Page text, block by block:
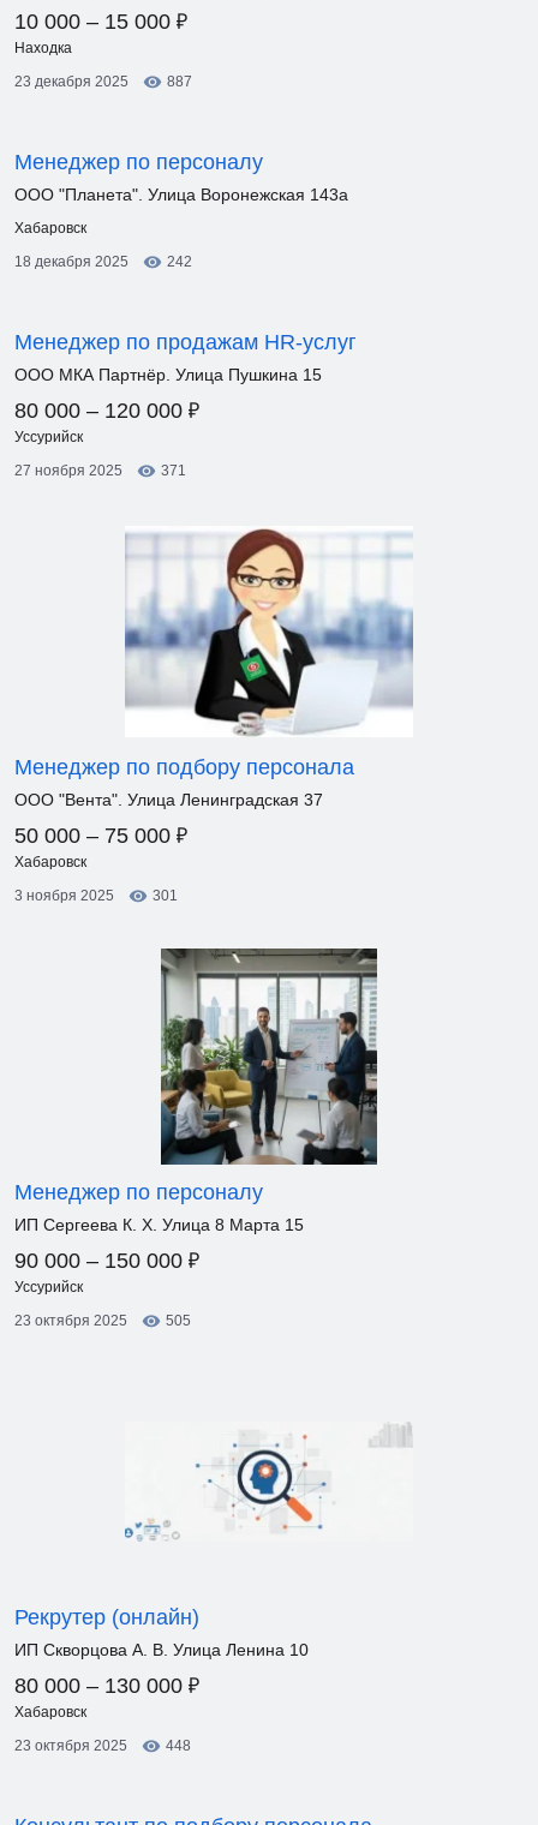
10 000 – 15 000 ₽
Находка
23 декабря 2025
887
Менеджер по персоналу
ООО "Планета". Улица Воронежская 143а
Хабаровск
18 декабря 2025
242
Менеджер по продажам HR-услуг
ООО МКА Партнёр. Улица Пушкина 15
80 000 – 120 000 ₽
Уссурийск
27 ноября 2025
371
Менеджер по подбору персонала
ООО "Вента". Улица Ленинградская 37
50 000 – 75 000 ₽
Хабаровск
3 ноября 2025
301
Менеджер по персоналу
ИП Сергеева К. Х. Улица 8 Марта 15
90 000 – 150 000 ₽
Уссурийск
23 октября 2025
505
Рекрутер (онлайн)
ИП Скворцова А. В. Улица Ленина 10
80 000 – 130 000 ₽
Хабаровск
23 октября 2025
448